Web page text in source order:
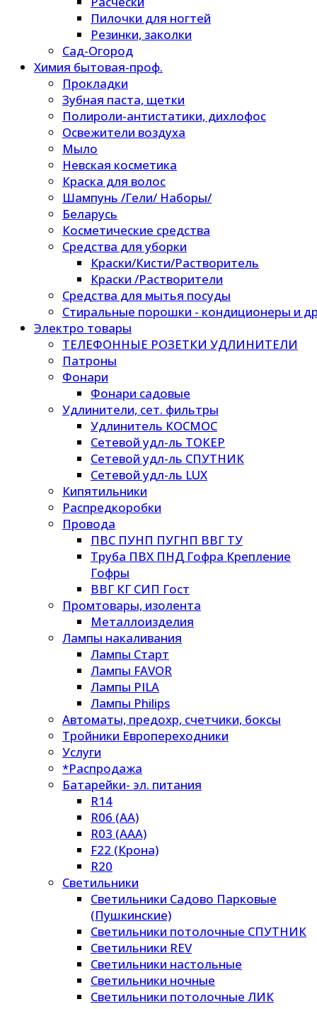
Пилочки для ногтей
Резинки, заколки
Сад-Огород
Химия бытовая-проф.
Прокладки
Зубная паста, щетки
Полироли-антистатики, дихлофос
Освежители воздуха
Мыло
Невская косметика
Краска для волос
Шампунь /Гели/ Наборы/
Беларусь
Косметические средства
Средства для уборки
Краски/Кисти/Растворитель
Краски /Растворители
Средства для мытья посуды
Стиральные порошки - кондиционеры и
Электро товары
ТЕЛЕФОННЫЕ РОЗЕТКИ УДЛИНИТЕЛИ
Патроны
Фонари
Фонари садовые
Удлинители, сет. фильтры
Удлинитель КОСМОС
Сетевой удл-ль ТОКЕР
Сетевой удл-ль СПУТНИК
Сетевой удл-ль LUX
Кипятильники
Распредкоробки
Провода
ПВС ПУНП ПУГНП ВВГ ТУ
Труба ПВХ ПНД Гофра Крепление
Гофры
ВВГ КГ СИП Гост
Промтовары, изолента
Металлоизделия
Лампы накаливания
Лампы Старт
Лампы FAVOR
Лампы PILA
Лампы Philips
Автоматы, предохр, счетчики, боксы
Тройники Европереходники
Услуги
*Распродажа
Батарейки- эл. питания
R14
R06 (AA)
R03 (AAA)
F22 (Крона)
R20
Светильники
Светильники Садово Парковые
(Пушкинские)
Светильники потолочные СПУТНИК
Светильники REV
Светильники настольные
Светильники ночные
Светильники потолочные ЛИК